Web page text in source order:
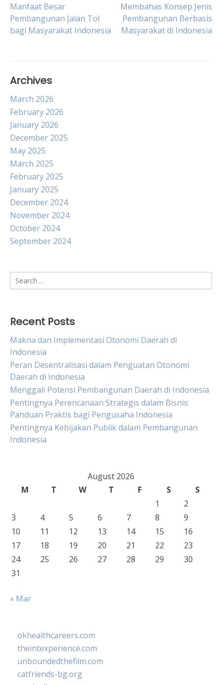
Post
navigation
Manfaat Besar
Pembangunan Jalan Tol
bagi Masyarakat Indonesia
Membahas Konsep Jenis
Pembangunan Berbasis
Masyarakat di Indonesia
Archives
March 2026
February 2026
January 2026
December 2025
May 2025
March 2025
February 2025
January 2025
December 2024
November 2024
October 2024
September 2024
Search
for:
Recent Posts
Makna dan Implementasi Otonomi Daerah di
Indonesia
Peran Desentralisasi dalam Penguatan Otonomi
Daerah di Indonesia
Menggali Potensi Pembangunan Daerah di Indonesia
Pentingnya Perencanaan Strategis dalam Bisnis:
Panduan Praktis bagi Pengusaha Indonesia
Pentingnya Kebijakan Publik dalam Pembangunan
Indonesia
August 2026
M
T W T F S
S
1
2
3
4 5 6 7 8
9
10
11 12 13 14 15
16
17
18 19 20 21 22
23
24
25 26 27 28 29
30
31
« Mar
okhealthcareers.com
theintexperience.com
unboundedthefilm.com
catfriends-bg.org